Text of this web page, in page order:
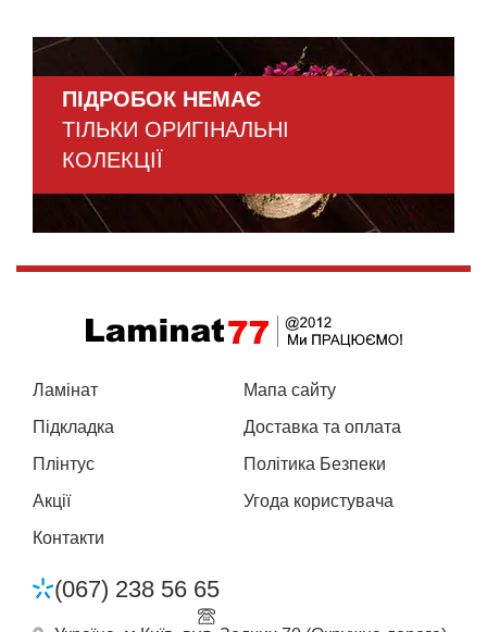
ПІДРОБОК НЕМАЄ
ТІЛЬКИ ОРИГІНАЛЬНІ
КОЛЕКЦІЇ
Ламінат
Підкладка
Плінтус
Акції
Контакти
Мапа сайту
Доставка та оплата
Політика Безпеки
Угода користувача
(067) 238 56 65